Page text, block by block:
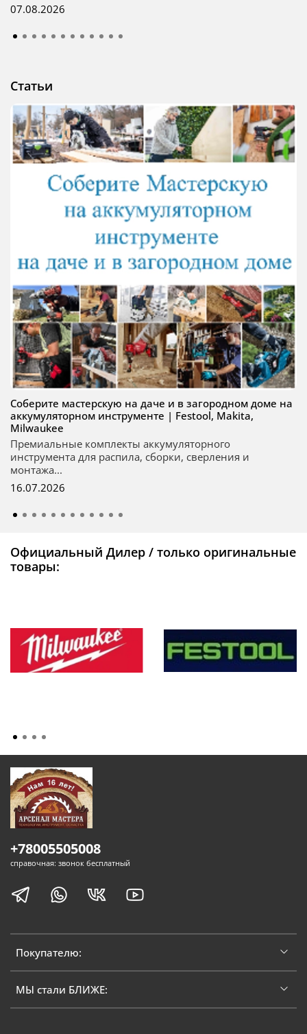
07.08.2026
Статьи
Соберите мастерскую на даче и в загородном доме на
аккумуляторном инструменте | Festool, Makita,
Milwaukee
Премиальные комплекты аккумуляторного
инструмента для распила, сборки, сверления и
монтажа...
16.07.2026
Официальный Дилер / только оригинальные
товары:
Покупателю:
МЫ стали БЛИЖЕ:
+78005505008
справочная: звонок бесплатный